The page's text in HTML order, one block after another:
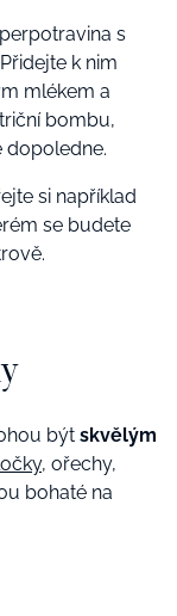
s
k nim
mlékem a
bombu,
dopoledne.
si například
se budete
být skvělým
, ořechy,
bohaté na